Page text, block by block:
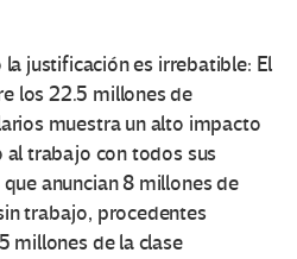
justificación es irrebatible: El
los 22.5 millones de
muestra un alto impacto
trabajo con todos sus
anuncian 8 millones de
trabajo, procedentes
millones de la clase